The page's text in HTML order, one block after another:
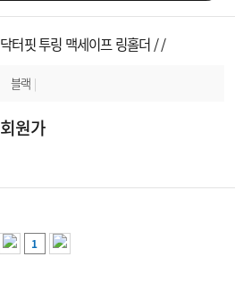
닥터핏 투링 맥세이프 링홀더 / /
블랙 |
회원가
1